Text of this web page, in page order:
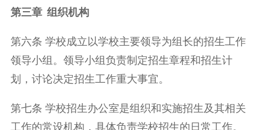
第三章 组织机构
第六条 学校成立以学校主要领导为组长的招生工作
领导小组。领导小组负责制定招生章程和招生计
划，讨论决定招生工作重大事宜。
第七条 学校招生办公室是组织和实施招生及其相关
工作的常设机构，具体负责学校招生的日常工作。